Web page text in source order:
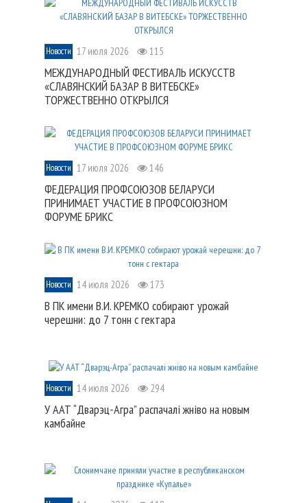
Новости 17 июля 2026 115
МЕЖДУНАРОДНЫЙ ФЕСТИВАЛЬ ИСКУССТВ
«СЛАВЯНСКИЙ БАЗАР В ВИТЕБСКЕ»
ТОРЖЕСТВЕННО ОТКРЫЛСЯ
Новости 17 июля 2026 146
ФЕДЕРАЦИЯ ПРОФСОЮЗОВ БЕЛАРУСИ
ПРИНИМАЕТ УЧАСТИЕ В ПРОФСОЮЗНОМ
ФОРУМЕ БРИКС
Новости 14 июля 2026 173
В ПК имени В.И. КРЕМКО собирают урожай
черешни: до 7 тонн с гектара
Новости 14 июля 2026 294
У ААТ “Дварэц-Агра” распачалі жніво на новым
камбайне